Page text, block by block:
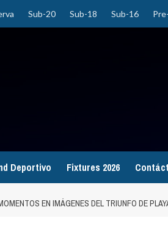
Sub-20 Sub-18 Sub-16
Deportivo Fixtures 2026
EN IMÁGENES DEL TRIUNFO DE